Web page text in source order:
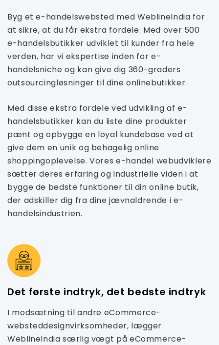
Byg et e-handelswebsted med WeblineIndia for
at sikre, at du får ekstra fordele. Med over 500
e-handelsbutikker udviklet til kunder fra hele
verden, har vi ekspertise inden for e-
handelsniche og kan give dig 360-graders
outsourcingløsninger til dine onlinebutikker.
Med disse ekstra fordele ved udvikling af e-
handelsbutikker kan du liste dine produkter
pænt og opbygge en loyal kundebase ved at
give dem en unik og behagelig online
shoppingoplevelse. Vores e-handel webudviklere
sætter deres erfaring og industrielle viden i at
bygge de bedste funktioner til din online butik,
der adskiller dig fra dine jævnaldrende i e-
handelsindustrien.
Det første indtryk, det bedste indtryk
I modsætning til andre eCommerce-
websteddesignvirksomheder, lægger
WeblineIndia særlig vægt på eCommerce-